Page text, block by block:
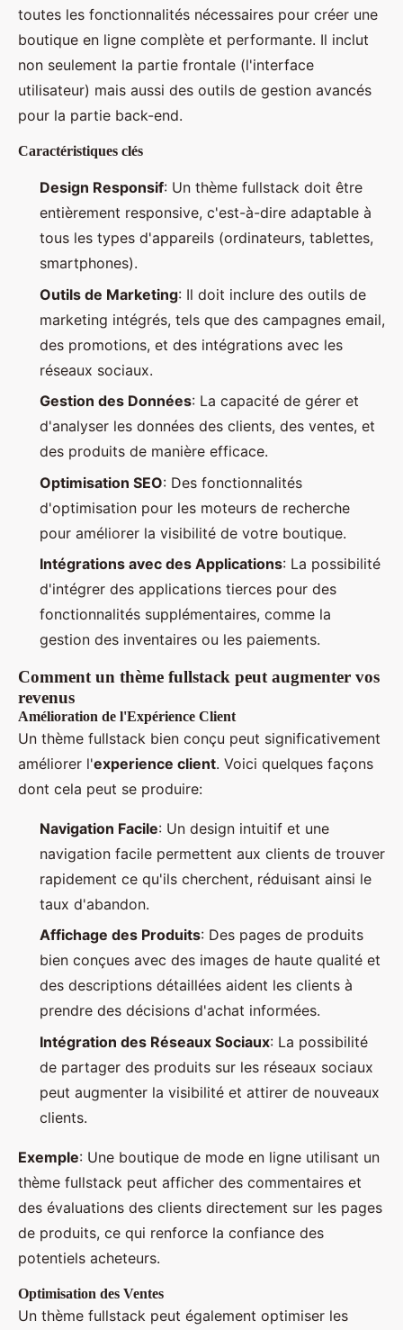
toutes les fonctionnalités nécessaires pour créer une
boutique en ligne complète et performante. Il inclut
non seulement la partie frontale (l'interface
utilisateur) mais aussi des outils de gestion avancés
pour la partie back-end.
Caractéristiques clés
Design Responsif: Un thème fullstack doit être
entièrement responsive, c'est-à-dire adaptable à
tous les types d'appareils (ordinateurs, tablettes,
smartphones).
Outils de Marketing: Il doit inclure des outils de
marketing intégrés, tels que des campagnes email,
des promotions, et des intégrations avec les
réseaux sociaux.
Gestion des Données: La capacité de gérer et
d'analyser les données des clients, des ventes, et
des produits de manière efficace.
Optimisation SEO: Des fonctionnalités
d'optimisation pour les moteurs de recherche
pour améliorer la visibilité de votre boutique.
Intégrations avec des Applications: La possibilité
d'intégrer des applications tierces pour des
fonctionnalités supplémentaires, comme la
gestion des inventaires ou les paiements.
Comment un thème fullstack peut augmenter vos
revenus
Amélioration de l'Expérience Client
Un thème fullstack bien conçu peut significativement
améliorer l'experience client. Voici quelques façons
dont cela peut se produire:
Navigation Facile: Un design intuitif et une
navigation facile permettent aux clients de trouver
rapidement ce qu'ils cherchent, réduisant ainsi le
taux d'abandon.
Affichage des Produits: Des pages de produits
bien conçues avec des images de haute qualité et
des descriptions détaillées aident les clients à
prendre des décisions d'achat informées.
Intégration des Réseaux Sociaux: La possibilité
de partager des produits sur les réseaux sociaux
peut augmenter la visibilité et attirer de nouveaux
clients.
Exemple: Une boutique de mode en ligne utilisant un
thème fullstack peut afficher des commentaires et
des évaluations des clients directement sur les pages
de produits, ce qui renforce la confiance des
potentiels acheteurs.
Optimisation des Ventes
Un thème fullstack peut également optimiser les